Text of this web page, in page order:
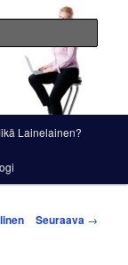
Lainelainen?
Seuraava →